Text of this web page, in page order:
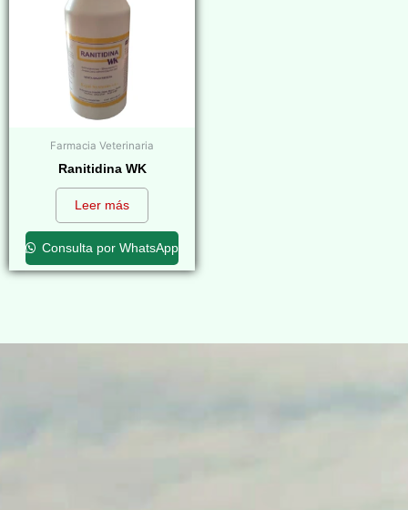
Farmacia Veterinaria
Ranitidina WK
Leer más
Consulta por WhatsApp